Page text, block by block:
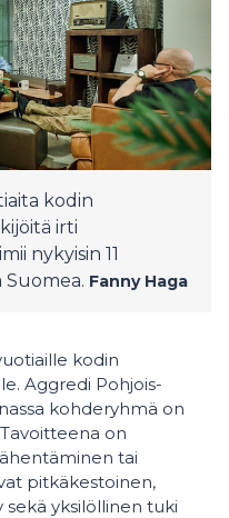
kodin
irti
nykyisin 11
Fanny Haga
kodin
Aggredi Pohjois-
kohderyhmä on
on
tai
pitkäkestoinen,
yksilöllinen tuki